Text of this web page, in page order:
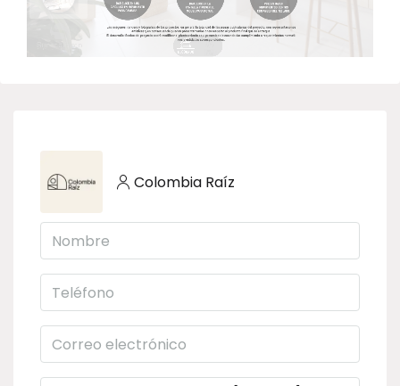
Colombia Raíz